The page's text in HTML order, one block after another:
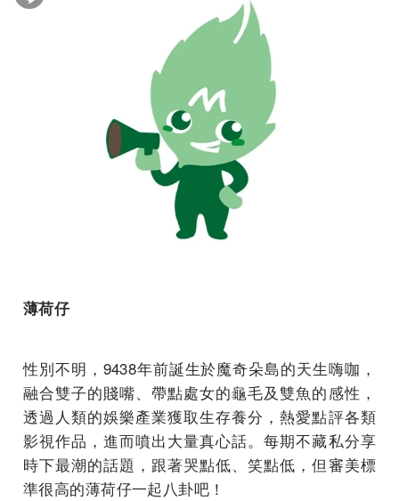
薄荷仔
性別不明，9438年前誕生於魔奇朵島的天生嗨咖，
融合雙子的賤嘴、帶點處女的龜毛及雙魚的感性，
透過人類的娛樂產業獲取生存養分，熱愛點評各類
影視作品，進而噴出大量真心話。每期不藏私分享
時下最潮的話題，跟著哭點低、笑點低，但審美標
準很高的薄荷仔一起八卦吧！